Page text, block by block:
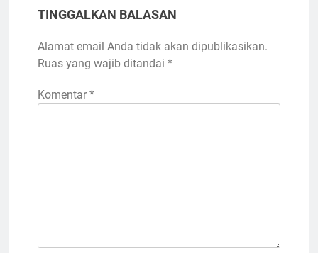
TINGGALKAN BALASAN
Alamat email Anda tidak akan dipublikasikan.
Ruas yang wajib ditandai *
Komentar *